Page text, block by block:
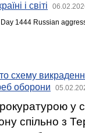
і світі
Day 1444 Russian
схему
оборони
у
спільно з